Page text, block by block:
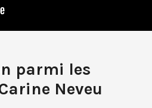
parmi les
Neveu